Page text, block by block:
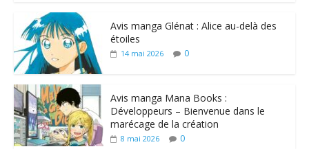
Avis manga Glénat : Alice au-delà des
étoiles
14 mai 2026 0
Avis manga Mana Books :
Développeurs – Bienvenue dans le
marécage de la création
8 mai 2026 0